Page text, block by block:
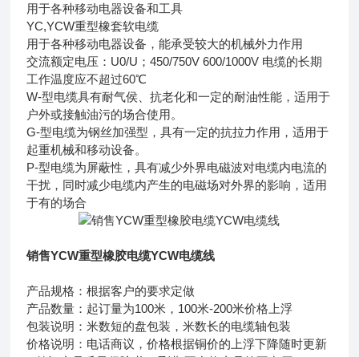
用于各种移动电器设备和工具
YC,YCW重型橡套软电缆
用于各种移动电器设备，能承受较大的机械外力作用
交流额定电压：U0/U；450/750V 600/1000V 电缆的长期
工作温度应不超过60℃
W-型电缆具有耐气侯、抗老化和一定的耐油性能，适用于
户外或接触油污的场合使用。
G-型电缆为钢丝加强型，具有一定的抗拉力作用，适用于
起重机械和移动设备。
P-型电缆为屏蔽性，具有减少外界电磁波对电缆内电流的
干扰，同时减少电缆内产生的电磁场对外界的影响，适用
于有的场合
销售YCW重型橡胶电缆YCW电缆线
产品规格：根据客户的要求定做
产品数量：起订量为100米，100米-200米价格上浮
包装说明：米数短的盘包装，米数长的电缆轴包装
价格说明：电话商议，价格根据铜价的上浮下降随时更新